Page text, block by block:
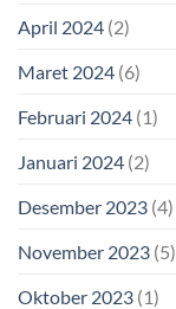
April 2024 (2)
Maret 2024 (6)
Februari 2024 (1)
Januari 2024 (2)
Desember 2023 (4)
November 2023 (5)
Oktober 2023 (1)